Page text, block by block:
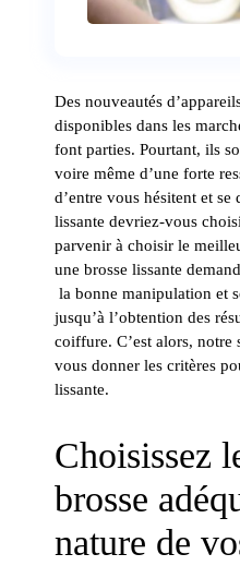
Des nouveautés
disponibles dans les
font parties. Pourtant, ils
voire même d’une forte
d’entre vous hésitent et se
lissante devriez-vous
parvenir à choisir le
une brosse lissante
la bonne manipulation et
jusqu’à l’obtention des
coiffure. C’est alors,
vous donner les critères
lissante.
Choisissez
brosse
nature de